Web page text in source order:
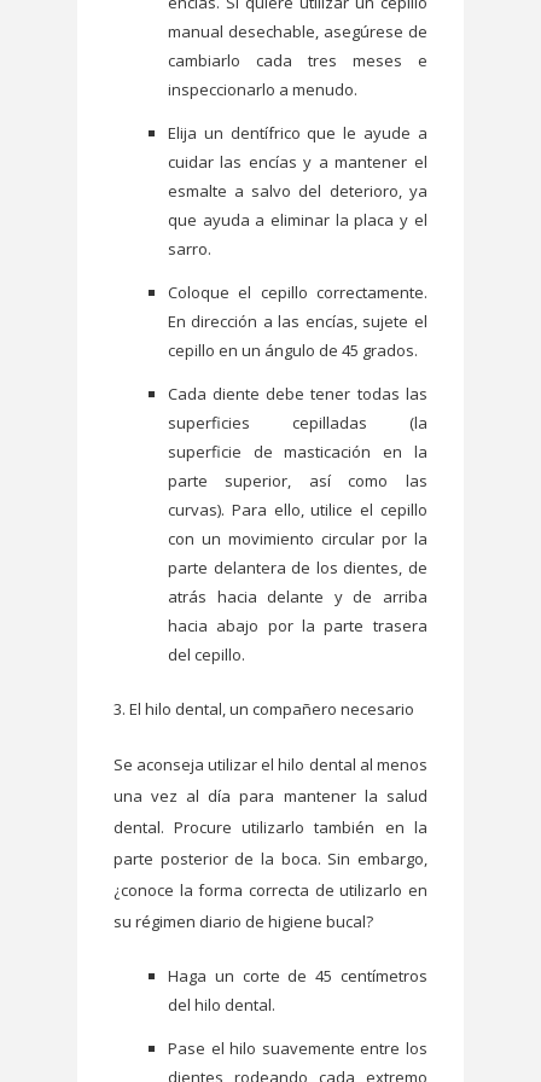
manual desechable, asegúrese de
cambiarlo cada tres meses e
inspeccionarlo a menudo.
Elija un dentífrico que le ayude a
cuidar las encías y a mantener el
esmalte a salvo del deterioro, ya
que ayuda a eliminar la placa y el
sarro.
Coloque el cepillo correctamente.
En dirección a las encías, sujete el
cepillo en un ángulo de 45 grados.
Cada diente debe tener todas las
superficies cepilladas (la
superficie de masticación en la
parte superior, así como las
curvas). Para ello, utilice el cepillo
con un movimiento circular por la
parte delantera de los dientes, de
atrás hacia delante y de arriba
hacia abajo por la parte trasera
del cepillo.
3. El hilo dental, un compañero necesario
Se aconseja utilizar el hilo dental al menos
una vez al día para mantener la salud
dental. Procure utilizarlo también en la
parte posterior de la boca. Sin embargo,
¿conoce la forma correcta de utilizarlo en
su régimen diario de higiene bucal?
Haga un corte de 45 centímetros
del hilo dental.
Pase el hilo suavemente entre los
dientes rodeando cada extremo